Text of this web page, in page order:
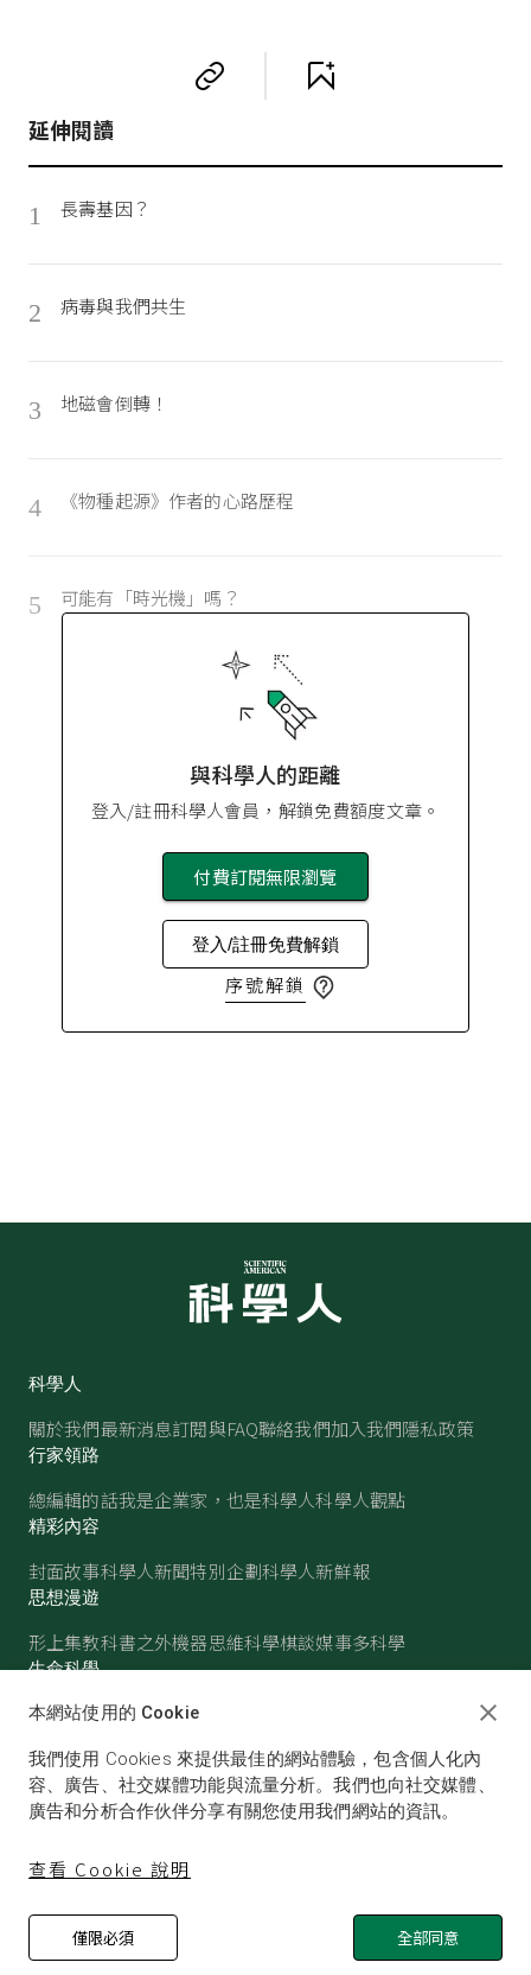
延伸閱讀
1 長壽基因？
2 病毒與我們共生
3 地磁會倒轉！
4 《物種起源》作者的心路歷程
5 可能有「時光機」嗎？
與科學人的距離
登入/註冊科學人會員，解鎖免費額度文章。
付費訂閱無限瀏覽
登入/註冊免費解鎖
序號解鎖
科學人
關於我們最新消息訂閱與FAQ聯絡我們加入我們隱私政策
行家領路
總編輯的話我是企業家，也是科學人科學人觀點
精彩內容
封面故事科學人新聞特別企劃科學人新鮮報
思想漫遊
形上集教科書之外機器思維科學棋談媒事多科學
生命科學
醫學古生物心理學生態學
物理 化學地球科學天文
© SCIENTIFIC AMERICAN, A DIVISION OF NATURE
AMERICA, INC.ALL RIGHTS RESERVED.
本網站使用的 Cookie
我們使用 Cookies 來提供最佳的網站體驗，包含個人化內
容、廣告、社交媒體功能與流量分析。我們也向社交媒體、
廣告和分析合作伙伴分享有關您使用我們網站的資訊。
查看 Cookie 說明
僅限必須 全部同意